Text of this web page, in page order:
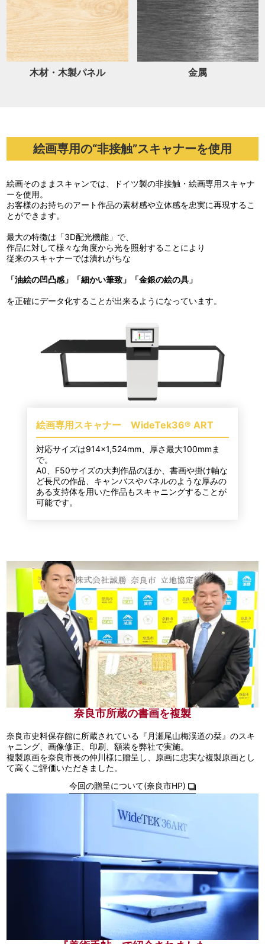
木材・木製パネル 金属
絵画専用の“非接触”スキャナーを使用
絵画そのままスキャンでは、ドイツ製の非接触・絵画専用スキャナ
ーを使用。
お客様のお持ちのアート作品の素材感や立体感を忠実に再現するこ
とができます。
最大の特徴は「3D配光機能」で、
作品に対して様々な角度から光を照射することにより
従来のスキャナーでは潰れがちな
「油絵の凹凸感」 「細かい筆致」 「金銀の絵の具」
を正確にデータ化することが出来るようになっています。
絵画専用スキャナー WideTek36® ART
対応サイズは914×1,524mm、厚さ最大100mmま
で。
A0、F50サイズの大判作品のほか、書画や掛け軸な
ど長尺の作品、キャンバスやパネルのような厚みの
ある支持体を用いた作品もスキャニングすることが
可能です。
奈良市所蔵の書画を複製
奈良市史料保存館に所蔵されている『月瀬尾山梅渓道の栞』のスキ
ャニング、画像修正、印刷、額装を弊社で実施。
複製原画を奈良市長の仲川様に贈呈し、原画に忠実な複製原画とし
て高くご評価いただきました。
今回の贈呈について(奈良市HP)